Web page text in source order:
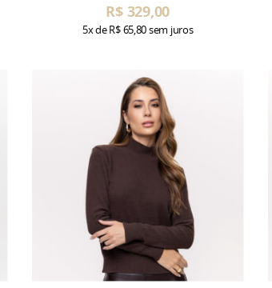
R$ 329,00
5xdeR$ 65,80sem juros